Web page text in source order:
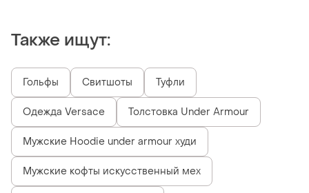
Также ищут:
Гольфы Свитшоты Туфли
Одежда Versace Толстовка Under Armour
Мужские Hoodie under armour худи
Мужские кофты искусственный мех